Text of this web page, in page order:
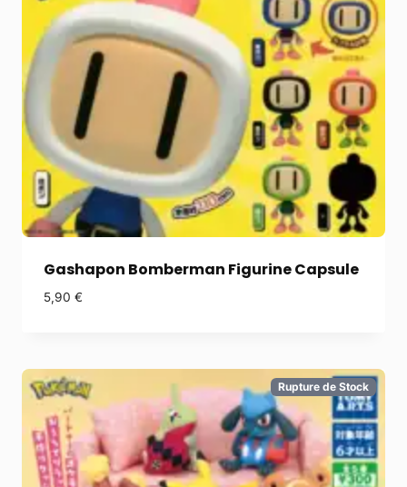
Gashapon Bomberman Figurine Capsule
5,90 €
Rupture de Stock